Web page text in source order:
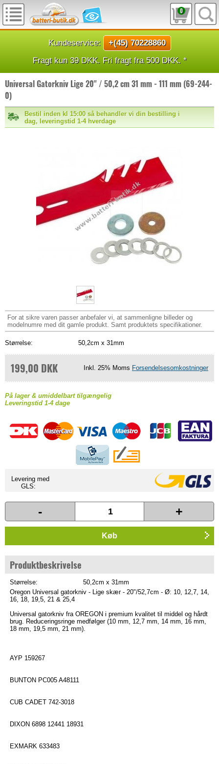
0
Kundeservice:
+(45) 70228860
Fragt kun 39 DKK. Fri fragt fra 500 DKK. *
Universal Gatorkniv Lige 20" / 50,2 cm 31 mm - 111 mm (69-244-
0)
Bestil inden kl 15:00 så behandler vi din bestilling i
dag, leveringstid 1-4 hverdage
For at sikre varen passer anbefaler vi, at sammenligne billeder og
modelnumre med dit gamle produkt. Samt produktets specifikationer.
Størrelse: 50,2cm x 31mm
199,00 DKK Inkl. 25% Moms Forsendelsesomkostninger
På lager & umiddelbart tilgængelig
Leveringstid 1-4 dage
Levering med
GLS:
- +
Køb
Produktbeskrivelse
Størrelse:
50,2cm x 31mm
Oregon Universal gatorkniv - Lige skær - 20"/52,7cm - Ø: 10, 12,7, 14,
16, 18, 19,5, 21 & 25,4
Universal gatorkniv fra OREGON i premium kvalitet til middel og hårdt
brug. Reduceringsringe medfølger (10 mm, 12,7 mm, 14 mm, 16 mm,
18 mm, 19,5 mm, 21 mm).
AYP 159267
BUNTON PC005 A48111
CUB CADET 742-3018
DIXON 6898 12441 18931
EXMARK 633483